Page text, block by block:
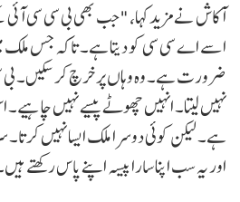
آکاش نے مزید کہا، "جب بھی بی سی سی آئی
اسے اے سی سی کو دیتا ہے۔ تاکہ جس ملک
ضرورت ہے۔ وہ وہاں پر خرچ کر سکیں۔ بی
نہیں لیتا۔ انہیں چھوٹے پیسے نہیں
ہے۔ لیکن کوئی دوسرا ملک ایسا نہیں کرتا۔
اور یہ سب اپنا سارا پیسہ اپنے پاس رکھتے